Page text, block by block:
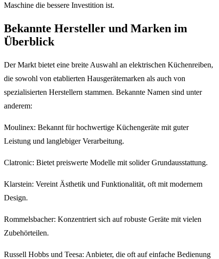
Maschine die bessere Investition ist.
Bekannte Hersteller und Marken im
Überblick
Der Markt bietet eine breite Auswahl an elektrischen Küchenreiben,
die sowohl von etablierten Hausgerätemarken als auch von
spezialisierten Herstellern stammen. Bekannte Namen sind unter
anderem:
Moulinex: Bekannt für hochwertige Küchengeräte mit guter
Leistung und langlebiger Verarbeitung.
Clatronic: Bietet preiswerte Modelle mit solider Grundausstattung.
Klarstein: Vereint Ästhetik und Funktionalität, oft mit modernem
Design.
Rommelsbacher: Konzentriert sich auf robuste Geräte mit vielen
Zubehörteilen.
Russell Hobbs und Teesa: Anbieter, die oft auf einfache Bedienung